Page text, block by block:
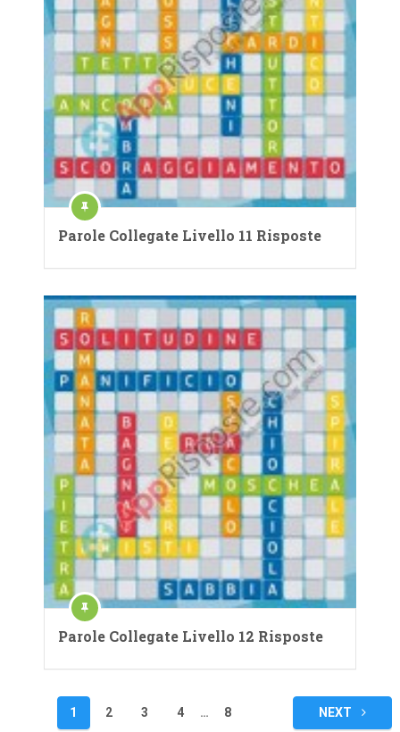
Parole Collegate Livello 11 Risposte
Parole Collegate Livello 12 Risposte
Navigazione
1 2 3 4 … 8 NEXT